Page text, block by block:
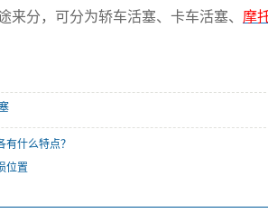
分，可分为轿车活塞、卡车活塞、 摩
什么特点？
位置